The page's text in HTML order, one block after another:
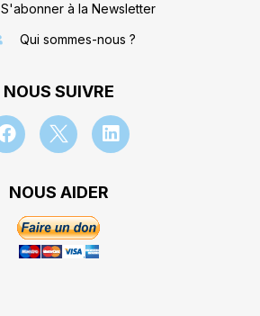
S'abonner à la Newsletter
Qui sommes-nous ?
NOUS SUIVRE
NOUS AIDER